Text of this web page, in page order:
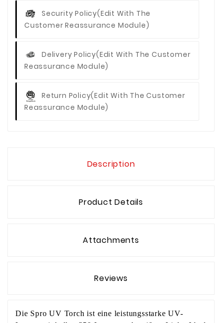
Security Policy(edit With The
Customer Reassurance Module)
Delivery Policy(edit With The Customer
Reassurance Module)
Return Policy(edit With The Customer
Reassurance Module)
Description
Product Details
Attachments
Reviews
Die Spro UV Torch ist eine leistungsstarke UV-